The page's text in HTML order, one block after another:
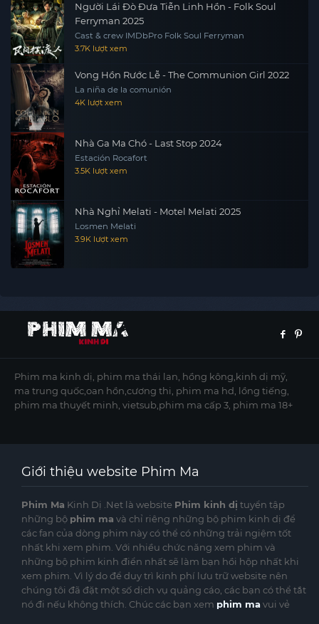
Người Lái Đò Đưa Tiễn Linh Hồn - Folk Soul
Ferryman 2025
Cast & crew IMDbPro Folk Soul Ferryman
3.7K lượt xem
Vong Hồn Rước Lễ - The Communion Girl 2022
La niña de la comunión
4K lượt xem
Nhà Ga Ma Chó - Last Stop 2024
Estación Rocafort
3.5K lượt xem
Nhà Nghỉ Melati - Motel Melati 2025
Losmen Melati
3.9K lượt xem
Phim ma kinh dị, phim ma thái lan, hồng kông,kinh dị mỹ,
ma trung quốc,oan hồn,cương thi, phim ma hd, lồng tiếng,
phim ma thuyết minh, vietsub,phim ma cấp 3, phim ma 18+
Giới thiệu website Phim Ma
Phim Ma Kinh Dị .Net là website Phim kinh dị tuyển tập
những bộ phim ma và chỉ riêng những bộ phim kinh dị để
các fan của dòng phim này có thể có những trải ngiệm tốt
nhất khi xem phim. Với nhiều chức năng xem phim và
những bộ phim kinh điển nhất sẽ làm bạn hồi hộp nhất khi
xem phim. Vì lý do để duy trì kinh phí lưu trữ website nên
chúng tôi đã đặt một số dịch vụ quảng cáo, các bạn có thể tắt
nó đi nếu không thích. Chúc các bạn xem phim mavui vẻ